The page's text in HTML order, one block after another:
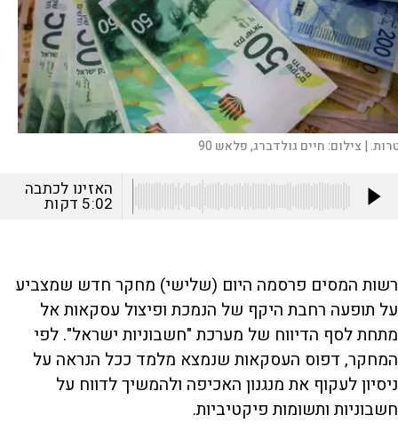
| צילום:חיים גולדברג, פלאש 90
האזינו לכתבה
5:02 דקות
רשות המסים פרסמה היום (שלישי) מחקר חדש שמצביע
על תופעה רחבת היקף של הנמכת ופיצול עסקאות אל
מתחת לסף הדיווח של מערכת "חשבוניות ישראל". לפי
המחקר, דפוס העסקאות שנמצא מלמד ככל הנראה על
ניסיון לעקוף את מנגנון האכיפה ולהמשיך לדווח על
חשבוניות ותשומות פיקטיביות.